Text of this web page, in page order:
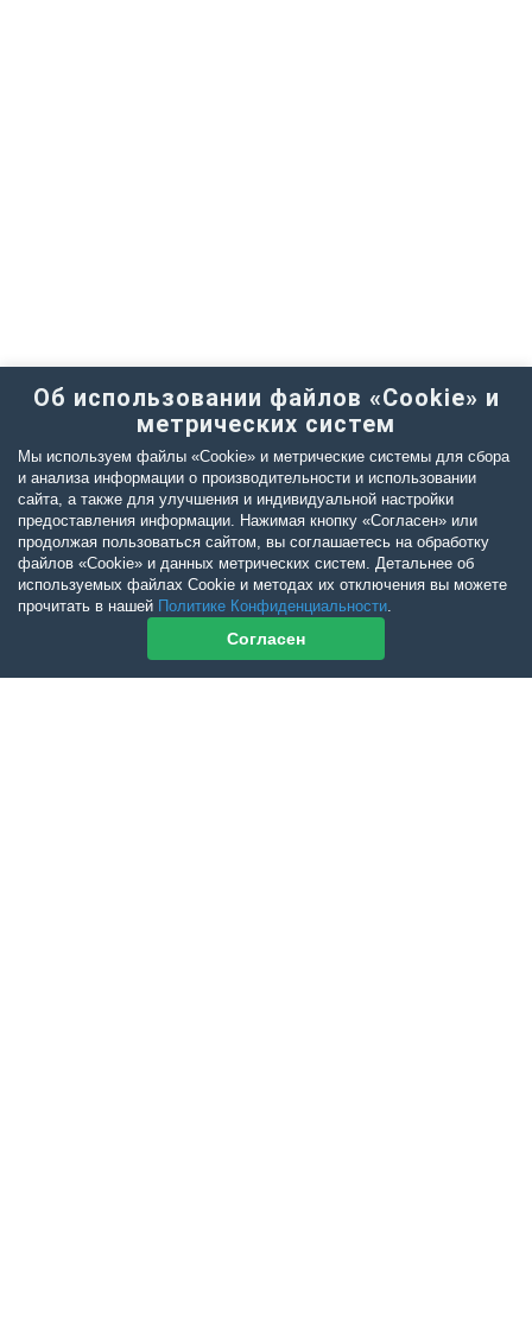
Об использовании файлов «Cookie» и
метрических систем
Мы используем файлы «Cookie» и метрические системы для сбора
и анализа информации о производительности и использовании
сайта, а также для улучшения и индивидуальной настройки
предоставления информации. Нажимая кнопку «Согласен» или
продолжая пользоваться сайтом, вы соглашаетесь на обработку
файлов «Cookie» и данных метрических систем. Детальнее об
используемых файлах Cookie и методах их отключения вы можете
прочитать в нашей Политике Конфиденциальности.
Согласен